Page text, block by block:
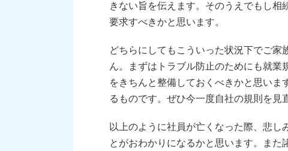
きない旨を伝えます。そのうえでもし
要求すべきかと思います。
どちらにしてもこういった状況下でご
ん。まずはトラブル防止のためにも就
をきちんと整備しておくべきかと思い
るものです。ぜひ今一度自社の規則を見
以上のように社員が亡くなった際、悲し
とがおわかりになるかと思います。ま